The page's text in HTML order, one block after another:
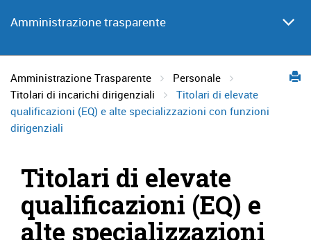
Amministrazione trasparente
Amministrazione Trasparente
Personale
Titolari di incarichi dirigenziali
Titolari di elevate
qualificazioni (EQ) e alte specializzazioni con funzioni
dirigenziali
Titolari di elevate
qualificazioni (EQ) e
alte specializzazioni